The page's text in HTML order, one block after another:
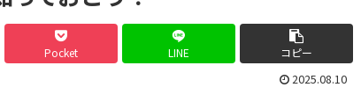
Pocket LINE コピー
2025.08.10